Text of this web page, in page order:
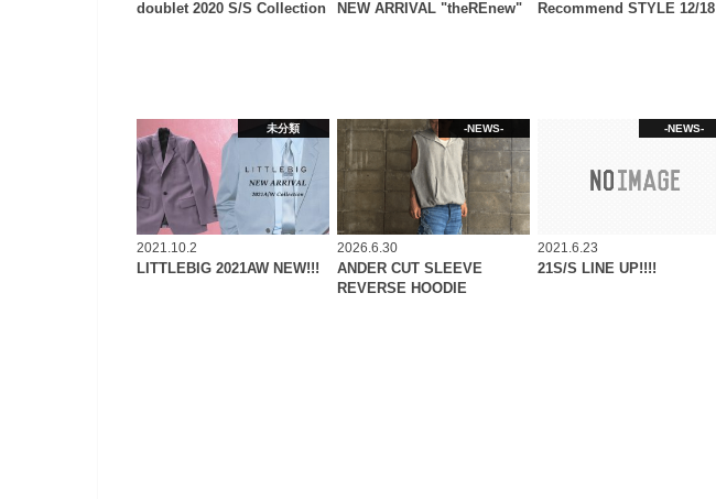
doublet 2020 S/S Collection
NEW ARRIVAL "theREnew"
Recommend STYLE 12/18
未分類
2021.10.2
LITTLEBIG 2021AW NEW!!!
-NEWS-
2026.6.30
ANDER CUT SLEEVE
REVERSE HOODIE
-NEWS-
2021.6.23
21S/S LINE UP!!!!